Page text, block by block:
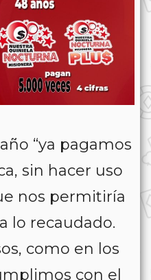
“ya pagamos
sin hacer uso
nos permitiría
lo recaudado.
como en los
con el